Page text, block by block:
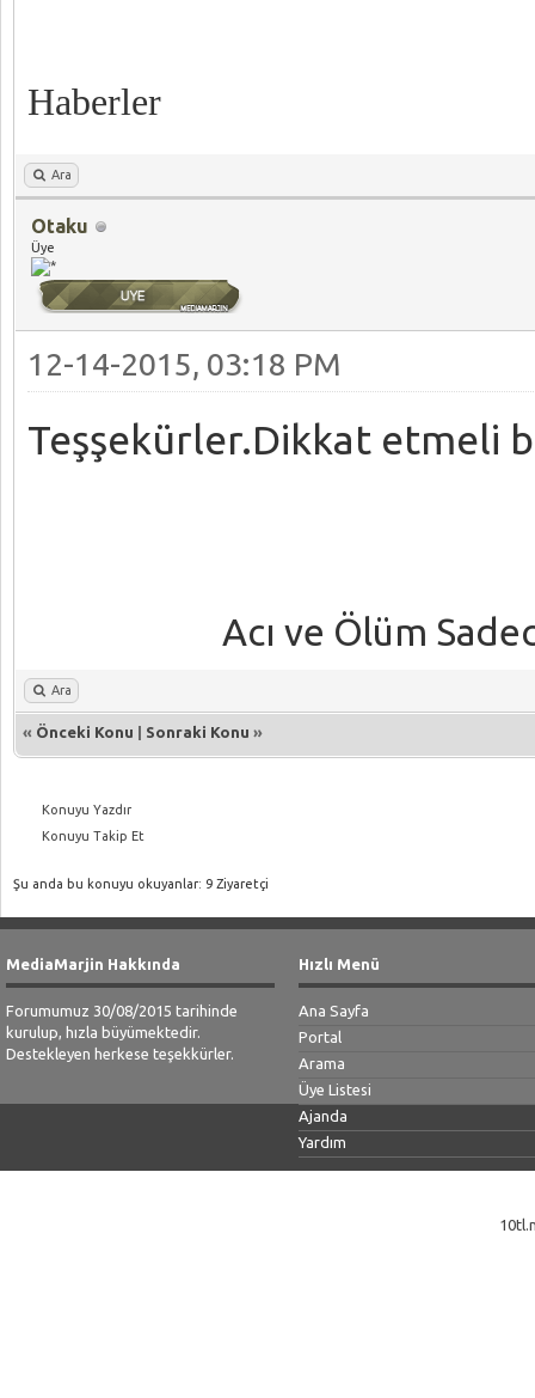
Haberler
Ara
Otaku
Üye
12-14-2015, 03:18 PM
Teşşekürler.Dikkat etmeli
Acı ve Ölüm
Ara
« Önceki Konu | Sonraki Konu »
Konuyu Yazdır
Konuyu Takip Et
Şu anda bu konuyu okuyanlar: 9 Ziyaretçi
MediaMarjin Hakkında
Forumumuz 30/08/2015 tarihinde
kurulup, hızla büyümektedir.
Destekleyen herkese teşekkürler.
Hızlı Menü
Ana Sayfa
Portal
Arama
Üye Listesi
Ajanda
Yardım